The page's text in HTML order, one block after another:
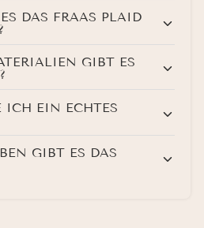
DAS FRAAS PLAID
GIBT ES
ICH EIN ECHTES
GIBT ES DAS